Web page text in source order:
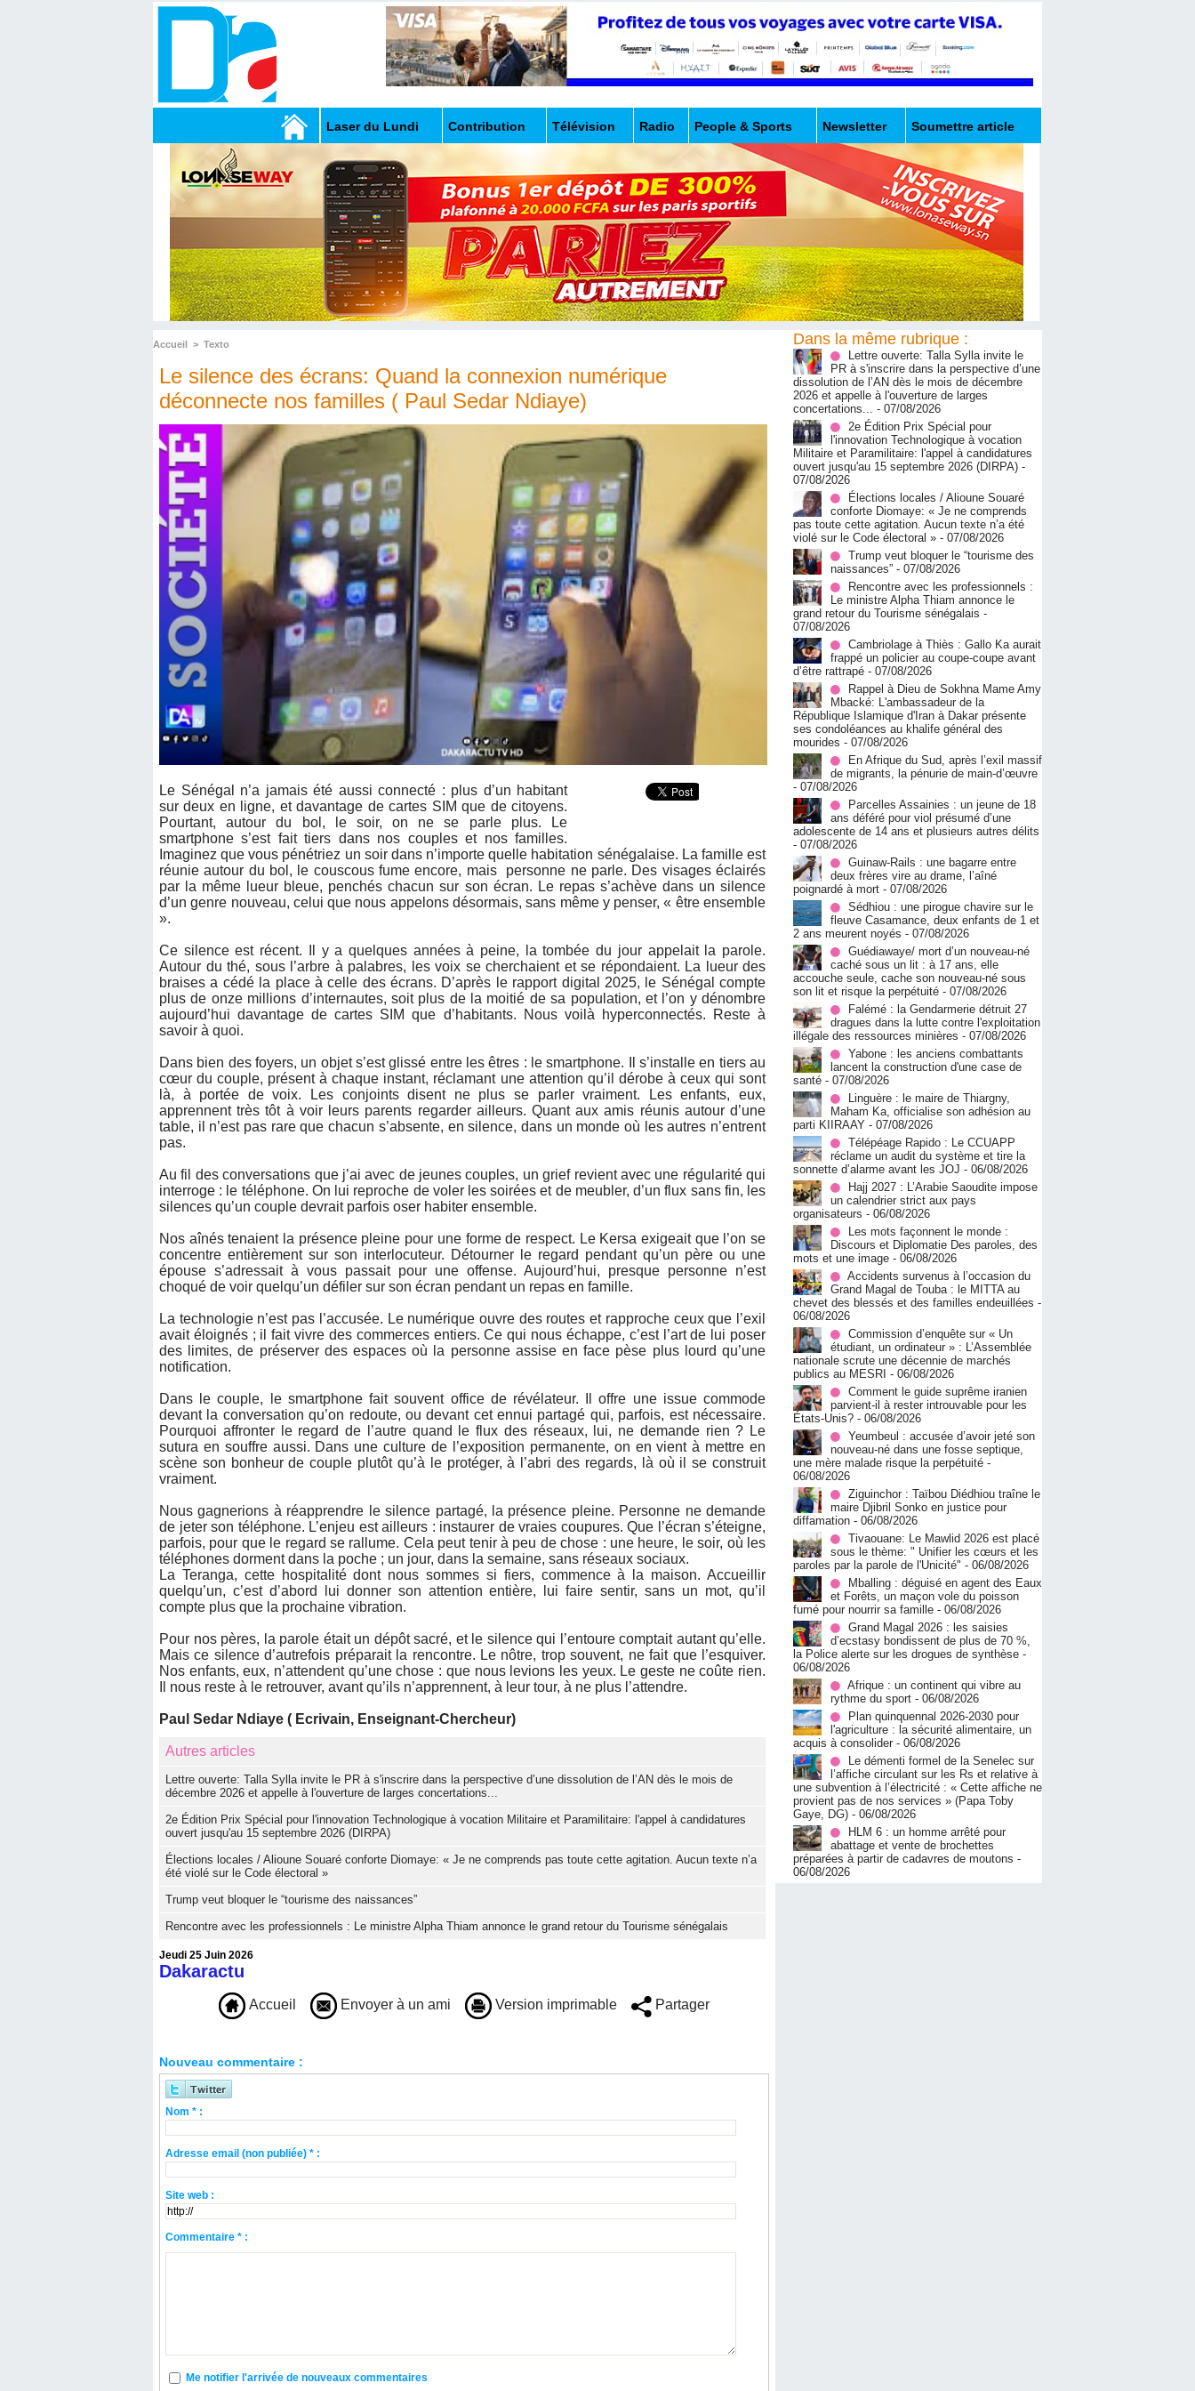
Laser du Lundi Contribution Télévision Radio People & Sports Newsletter Soumettre article
Accueil > Texto
Le silence des écrans: Quand la connexion numérique
déconnecte nos familles ( Paul Sedar Ndiaye)
Le Sénégal n’a jamais été aussi connecté : plus d’un habitant
sur deux en ligne, et davantage de cartes SIM que de citoyens.
Pourtant, autour du bol, le soir, on ne se parle plus. Le
smartphone s’est fait tiers dans nos couples et nos familles.
Imaginez que vous pénétriez un soir dans n’importe quelle habitation sénégalaise. La famille est
réunie autour du bol, le couscous fume encore, mais personne ne parle. Des visages éclairés
par la même lueur bleue, penchés chacun sur son écran. Le repas s’achève dans un silence
d’un genre nouveau, celui que nous appelons désormais, sans même y penser, « être ensemble
».
Ce silence est récent. Il y a quelques années à peine, la tombée du jour appelait la parole.
Autour du thé, sous l’arbre à palabres, les voix se cherchaient et se répondaient. La lueur des
braises a cédé la place à celle des écrans. D’après le rapport digital 2025, le Sénégal compte
plus de onze millions d’internautes, soit plus de la moitié de sa population, et l’on y dénombre
aujourd’hui davantage de cartes SIM que d’habitants. Nous voilà hyperconnectés. Reste à
savoir à quoi.
Dans bien des foyers, un objet s’est glissé entre les êtres : le smartphone. Il s’installe en tiers au
cœur du couple, présent à chaque instant, réclamant une attention qu’il dérobe à ceux qui sont
là, à portée de voix. Les conjoints disent ne plus se parler vraiment. Les enfants, eux,
apprennent très tôt à voir leurs parents regarder ailleurs. Quant aux amis réunis autour d’une
table, il n’est pas rare que chacun s’absente, en silence, dans un monde où les autres n’entrent
pas.
Au fil des conversations que j’ai avec de jeunes couples, un grief revient avec une régularité qui
interroge : le téléphone. On lui reproche de voler les soirées et de meubler, d’un flux sans fin, les
silences qu’un couple devrait parfois oser habiter ensemble.
Nos aînés tenaient la présence pleine pour une forme de respect. Le Kersa exigeait que l’on se
concentre entièrement sur son interlocuteur. Détourner le regard pendant qu’un père ou une
épouse s’adressait à vous passait pour une offense. Aujourd’hui, presque personne n’est
choqué de voir quelqu’un défiler sur son écran pendant un repas en famille.
La technologie n’est pas l’accusée. Le numérique ouvre des routes et rapproche ceux que l’exil
avait éloignés ; il fait vivre des commerces entiers. Ce qui nous échappe, c’est l’art de lui poser
des limites, de préserver des espaces où la personne assise en face pèse plus lourd qu’une
notification.
Dans le couple, le smartphone fait souvent office de révélateur. Il offre une issue commode
devant la conversation qu’on redoute, ou devant cet ennui partagé qui, parfois, est nécessaire.
Pourquoi affronter le regard de l’autre quand le flux des réseaux, lui, ne demande rien ? Le
sutura en souffre aussi. Dans une culture de l’exposition permanente, on en vient à mettre en
scène son bonheur de couple plutôt qu’à le protéger, à l’abri des regards, là où il se construit
vraiment.
Nous gagnerions à réapprendre le silence partagé, la présence pleine. Personne ne demande
de jeter son téléphone. L’enjeu est ailleurs : instaurer de vraies coupures. Que l’écran s’éteigne,
parfois, pour que le regard se rallume. Cela peut tenir à peu de chose : une heure, le soir, où les
téléphones dorment dans la poche ; un jour, dans la semaine, sans réseaux sociaux.
La Teranga, cette hospitalité dont nous sommes si fiers, commence à la maison. Accueillir
quelqu’un, c’est d’abord lui donner son attention entière, lui faire sentir, sans un mot, qu’il
compte plus que la prochaine vibration.
Pour nos pères, la parole était un dépôt sacré, et le silence qui l’entoure comptait autant qu’elle.
Mais ce silence d’autrefois préparait la rencontre. Le nôtre, trop souvent, ne fait que l’esquiver.
Nos enfants, eux, n’attendent qu’une chose : que nous levions les yeux. Le geste ne coûte rien.
Il nous reste à le retrouver, avant qu’ils n’apprennent, à leur tour, à ne plus l’attendre.
Paul Sedar Ndiaye ( Ecrivain, Enseignant-Chercheur)
Autres articles
Lettre ouverte: Talla Sylla invite le PR à s'inscrire dans la perspective d’une dissolution de l’AN dès le mois de
décembre 2026 et appelle à l'ouverture de larges concertations...
2e Édition Prix Spécial pour l'innovation Technologique à vocation Militaire et Paramilitaire: l'appel à candidatures
ouvert jusqu'au 15 septembre 2026 (DIRPA)
Élections locales / Alioune Souaré conforte Diomaye: « Je ne comprends pas toute cette agitation. Aucun texte n’a
été violé sur le Code électoral »
Trump veut bloquer le “tourisme des naissances”
Rencontre avec les professionnels : Le ministre Alpha Thiam annonce le grand retour du Tourisme sénégalais
Jeudi 25 Juin 2026
Dakaractu
Accueil Envoyer à un ami Version imprimable Partager
Nouveau commentaire :
Nom * :
Adresse email (non publiée) * :
Site web :
Commentaire * :
Me notifier l'arrivée de nouveaux commentaires
Dans la même rubrique :
Lettre ouverte: Talla Sylla invite le
PR à s'inscrire dans la perspective d’une
dissolution de l’AN dès le mois de décembre
2026 et appelle à l'ouverture de larges
concertations... - 07/08/2026
2e Édition Prix Spécial pour
l'innovation Technologique à vocation
Militaire et Paramilitaire: l'appel à candidatures
ouvert jusqu'au 15 septembre 2026 (DIRPA) -
07/08/2026
Élections locales / Alioune Souaré
conforte Diomaye: « Je ne comprends
pas toute cette agitation. Aucun texte n’a été
violé sur le Code électoral » - 07/08/2026
Trump veut bloquer le “tourisme des
naissances” - 07/08/2026
Rencontre avec les professionnels :
Le ministre Alpha Thiam annonce le
grand retour du Tourisme sénégalais -
07/08/2026
Cambriolage à Thiès : Gallo Ka aurait
frappé un policier au coupe-coupe avant
d’être rattrapé - 07/08/2026
Rappel à Dieu de Sokhna Mame Amy
Mbacké: L'ambassadeur de la
République Islamique d'Iran à Dakar présente
ses condoléances au khalife général des
mourides - 07/08/2026
En Afrique du Sud, après l’exil massif
de migrants, la pénurie de main-d’œuvre
- 07/08/2026
Parcelles Assainies : un jeune de 18
ans déféré pour viol présumé d’une
adolescente de 14 ans et plusieurs autres délits
- 07/08/2026
Guinaw-Rails : une bagarre entre
deux frères vire au drame, l’aîné
poignardé à mort - 07/08/2026
Sédhiou : une pirogue chavire sur le
fleuve Casamance, deux enfants de 1 et
2 ans meurent noyés - 07/08/2026
Guédiawaye/ mort d’un nouveau-né
caché sous un lit : à 17 ans, elle
accouche seule, cache son nouveau-né sous
son lit et risque la perpétuité - 07/08/2026
Falémé : la Gendarmerie détruit 27
dragues dans la lutte contre l'exploitation
illégale des ressources minières - 07/08/2026
Yabone : les anciens combattants
lancent la construction d'une case de
santé - 07/08/2026
Linguère : le maire de Thiargny,
Maham Ka, officialise son adhésion au
parti KIIRAAY - 07/08/2026
Télépéage Rapido : Le CCUAPP
réclame un audit du système et tire la
sonnette d’alarme avant les JOJ - 06/08/2026
Hajj 2027 : L’Arabie Saoudite impose
un calendrier strict aux pays
organisateurs - 06/08/2026
Les mots façonnent le monde :
Discours et Diplomatie Des paroles, des
mots et une image - 06/08/2026
Accidents survenus à l’occasion du
Grand Magal de Touba : le MITTA au
chevet des blessés et des familles endeuillées -
06/08/2026
Commission d’enquête sur « Un
étudiant, un ordinateur » : L’Assemblée
nationale scrute une décennie de marchés
publics au MESRI - 06/08/2026
Comment le guide suprême iranien
parvient-il à rester introuvable pour les
États-Unis? - 06/08/2026
Yeumbeul : accusée d’avoir jeté son
nouveau-né dans une fosse septique,
une mère malade risque la perpétuité -
06/08/2026
Ziguinchor : Taïbou Diédhiou traîne le
maire Djibril Sonko en justice pour
diffamation - 06/08/2026
Tivaouane: Le Mawlid 2026 est placé
sous le thème: " Unifier les cœurs et les
paroles par la parole de l'Unicité" - 06/08/2026
Mballing : déguisé en agent des Eaux
et Forêts, un maçon vole du poisson
fumé pour nourrir sa famille - 06/08/2026
Grand Magal 2026 : les saisies
d’ecstasy bondissent de plus de 70 %,
la Police alerte sur les drogues de synthèse -
06/08/2026
Afrique : un continent qui vibre au
rythme du sport - 06/08/2026
Plan quinquennal 2026-2030 pour
l'agriculture : la sécurité alimentaire, un
acquis à consolider - 06/08/2026
Le démenti formel de la Senelec sur
l’affiche circulant sur les Rs et relative à
une subvention à l’électricité : « Cette affiche ne
provient pas de nos services » (Papa Toby
Gaye, DG) - 06/08/2026
HLM 6 : un homme arrêté pour
abattage et vente de brochettes
préparées à partir de cadavres de moutons -
06/08/2026